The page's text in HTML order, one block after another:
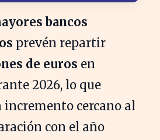
bancos
prevén repartir
de euros en
2026, lo que
incremento cercano al
con el año